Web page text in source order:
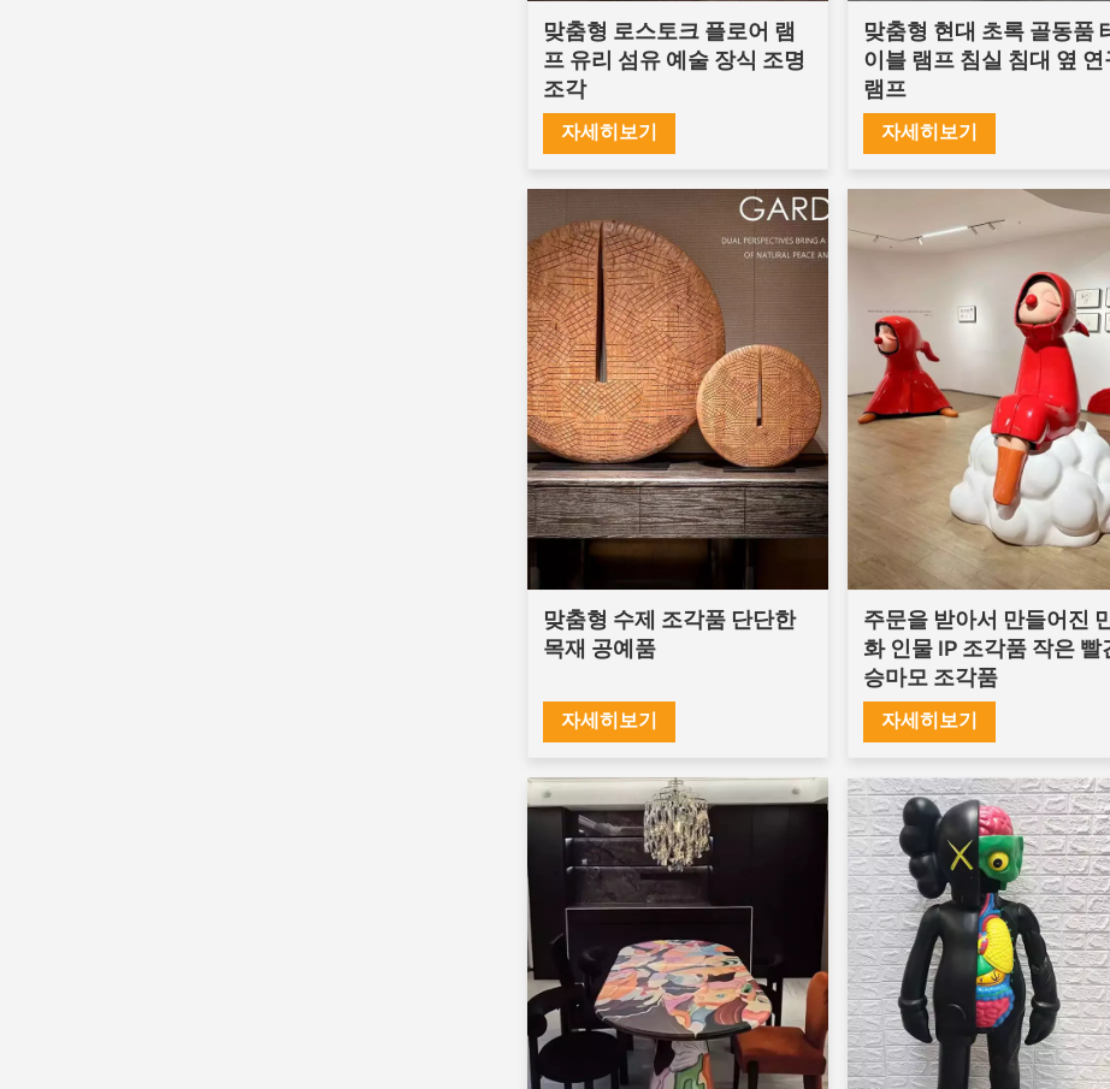
맞춤형 로스토크 플로어 램
프 유리 섬유 예술 장식 조명
조각
자세히보기
맞춤형 현대 초록 골동품
이블 램프 침실 침대 옆 연
램프
자세히보기
맞춤형 수제 조각품 단단한
목재 공예품
자세히보기
주문을 받아서 만들어진
화 인물 IP 조각품 작은 빨
승마모 조각품
자세히보기